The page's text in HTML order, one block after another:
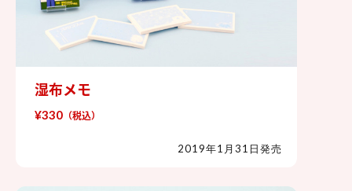
湿布メモ
湿布メモ
¥330 （税込）
2019年1月31日発売